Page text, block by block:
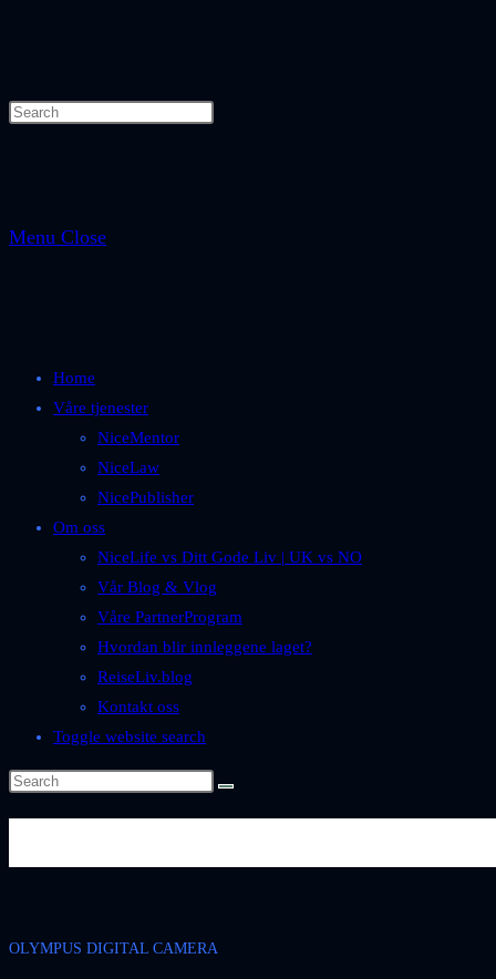
Menu Close
Home
Våre tjenester
NiceMentor
NiceLaw
NicePublisher
Om oss
NiceLife vs Ditt Gode Liv | UK vs NO
Vår Blog & Vlog
Våre PartnerProgram
Hvordan blir innleggene laget?
ReiseLiv.blog
Kontakt oss
Toggle website search
OLYMPUS DIGITAL CAMERA